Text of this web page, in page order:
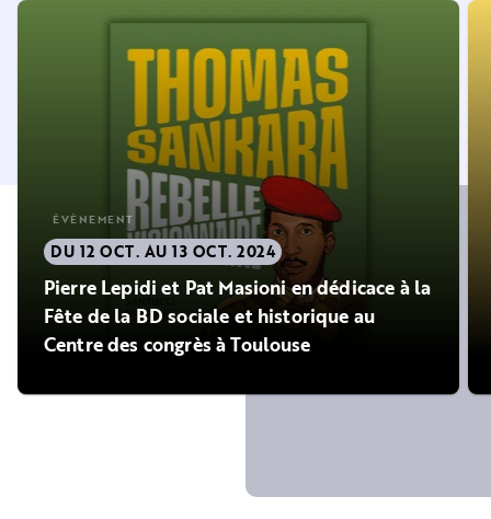
ÉVÈNEMENT
DU 12 OCT. AU 13 OCT. 2024
Pierre Lepidi et Pat Masioni en dédicace à la
Fête de la BD sociale et historique au
Centre des congrès à Toulouse